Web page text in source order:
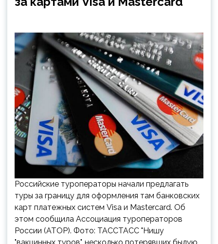
Российские туроператоры начали предлагать
туры за границу для оформления там банковских
карт платежных систем Visa и Mastercard. Об
этом сообщила Ассоциация туроператоров
России (АТОР). Фото: ТАССТАСС "Нишу